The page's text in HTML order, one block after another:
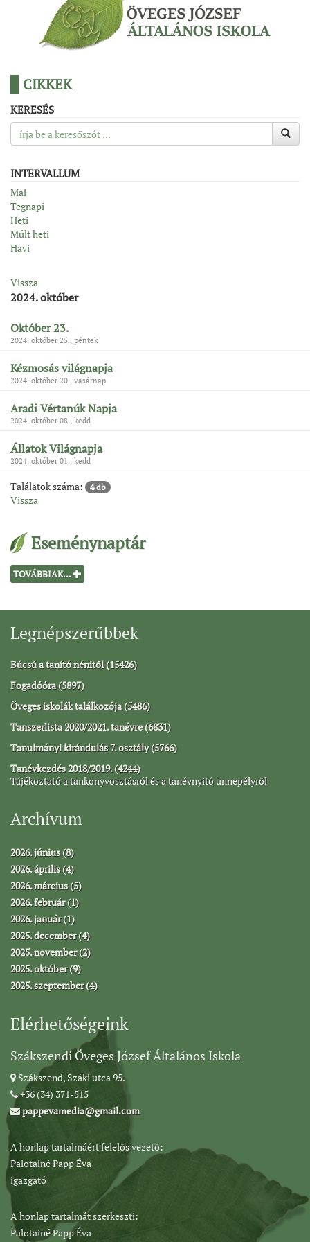
CIKKEK
KERESÉS
INTERVALLUM
Mai
Tegnapi
Heti
Múlt heti
Havi
Vissza
2024. október
Október 23.
2024. október 25., péntek
Kézmosás világnapja
2024. október 20., vasárnap
Aradi Vértanúk Napja
2024. október 08., kedd
Állatok Világnapja
2024. október 01., kedd
Találatok száma: 4 db
Vissza
Eseménynaptár
TOVÁBBIAK...
Legnépszerűbbek
Búcsú a tanító nénitől (15426)
Fogadóóra (5897)
Öveges iskolák találkozója (5486)
Tanszerlista 2020/2021. tanévre (6831)
Tanulmányi kirándulás 7. osztály (5766)
Tanévkezdés 2018/2019. (4244)
Tájékoztató a tankönyvosztásról és a tanévnyitó ünnepélyről
Archívum
2026. június (8)
2026. április (4)
2026. március (5)
2026. február (1)
2026. január (1)
2025. december (4)
2025. november (2)
2025. október (9)
2025. szeptember (4)
Elérhetőségeink
Szákszendi Öveges József Általános Iskola
Szákszend, Száki utca 95.
+36 (34) 371-515
pappevamedia@gmail.com
A honlap tartalmáért felelős vezető:
Palotainé Papp Éva
igazgató
A honlap tartalmát szerkeszti:
Palotainé Papp Éva